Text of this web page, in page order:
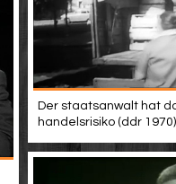
Der staatsanwalt hat
handelsrisiko (ddr 1970)